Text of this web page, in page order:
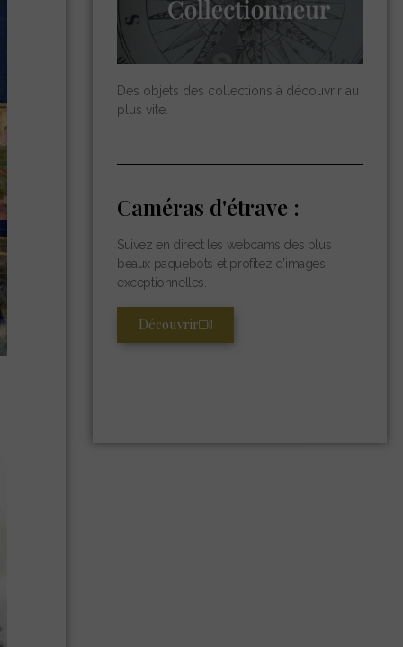
Des objets des collections à découvrir au
plus vite.
Caméras d'étrave :
Suivez en direct les webcams des plus
beaux paquebots et profitez d’images
exceptionnelles.
Découvrir